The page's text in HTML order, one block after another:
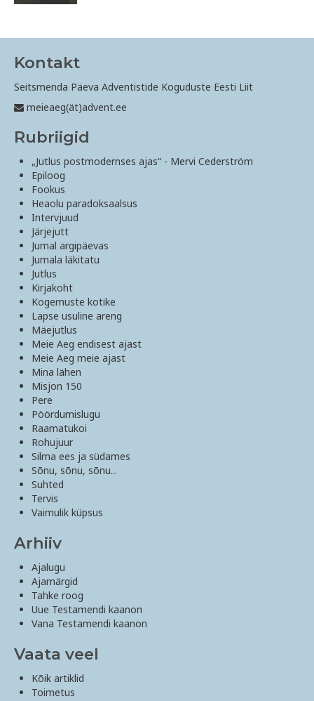
Kontakt
Seitsmenda Päeva Adventistide Koguduste Eesti Liit
meieaeg(ät)advent.ee
Rubriigid
„Jutlus postmodernses ajas“ - Mervi Cederström
Epiloog
Fookus
Heaolu paradoksaalsus
Intervjuud
Järjejutt
Jumal argipäevas
Jumala läkitatu
Jutlus
Kirjakoht
Kogemuste kotike
Lapse usuline areng
Mäejutlus
Meie Aeg endisest ajast
Meie Aeg meie ajast
Mina lähen
Misjon 150
Pere
Pöördumislugu
Raamatukoi
Rohujuur
Silma ees ja südames
Sõnu, sõnu, sõnu...
Suhted
Tervis
Vaimulik küpsus
Arhiiv
Ajalugu
Ajamärgid
Tahke roog
Uue Testamendi kaanon
Vana Testamendi kaanon
Vaata veel
Kõik artiklid
Toimetus